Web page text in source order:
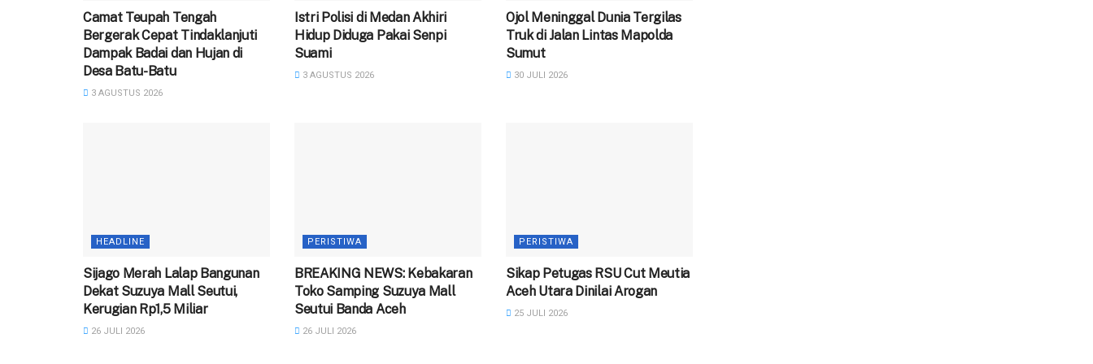
Camat Teupah Tengah
Bergerak Cepat Tindaklanjuti
Dampak Badai dan Hujan di
Desa Batu-Batu
3 AGUSTUS 2026
‎Istri Polisi di Medan Akhiri
Hidup Diduga Pakai Senpi
Suami
3 AGUSTUS 2026
Ojol Meninggal Dunia Tergilas
Truk di Jalan Lintas Mapolda
Sumut
30 JULI 2026
HEADLINE
Sijago Merah Lalap Bangunan
Dekat Suzuya Mall Seutui,
Kerugian Rp1,5 Miliar
26 JULI 2026
PERISTIWA
BREAKING NEWS: Kebakaran
Toko Samping Suzuya Mall
Seutui Banda Aceh
26 JULI 2026
PERISTIWA
‎Sikap Petugas RSU Cut Meutia
Aceh Utara Dinilai Arogan
25 JULI 2026